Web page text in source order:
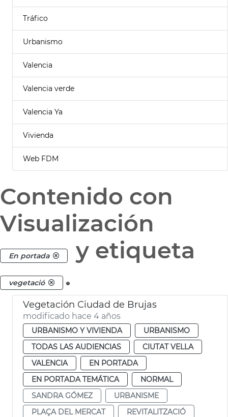
Tráfico
Urbanismo
Valencia
Valencia verde
Valencia Ya
Vivienda
Web FDM
Contenido con
Visualización
En portada y etiqueta
vegetació .
Vegetación Ciudad de Brujas
modificado hace 4 años
URBANISMO Y VIVIENDA
URBANISMO
TODAS LAS AUDIENCIAS
CIUTAT VELLA
VALENCIA
EN PORTADA
EN PORTADA TEMÁTICA
NORMAL
SANDRA GÓMEZ
URBANISME
PLAÇA DEL MERCAT
REVITALITZACIÓ